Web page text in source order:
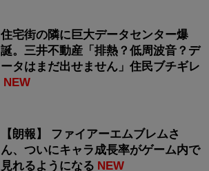
住宅街の隣に巨大データセンター爆
誕。三井不動産「排熱？低周波音？デ
ータはまだ出せません」住民ブチギレ
NEW
【朗報】 ファイアーエムブレムさ
ん、ついにキャラ成長率がゲーム内で
見れるようになる NEW